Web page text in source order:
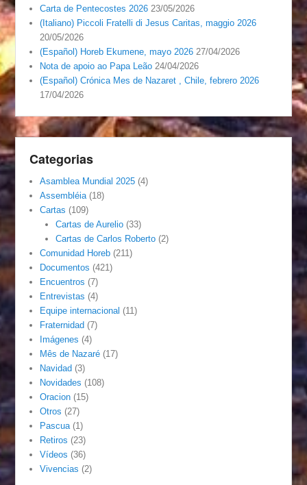
Carta de Pentecostes 2026 23/05/2026
(Italiano) Piccoli Fratelli di Jesus Caritas, maggio 2026
20/05/2026
(Español) Horeb Ekumene, mayo 2026 27/04/2026
Nota de apoio ao Papa Leão 24/04/2026
(Español) Crónica Mes de Nazaret , Chile, febrero 2026
17/04/2026
Categorias
Asamblea Mundial 2025 (4)
Assembléia (18)
Cartas (109)
Cartas de Aurelio(33)
Cartas de Carlos Roberto(2)
Comunidad Horeb (211)
Documentos (421)
Encuentros (7)
Entrevistas (4)
Equipe internacional (11)
Fraternidad (7)
Imágenes (4)
Mês de Nazaré (17)
Navidad (3)
Novidades (108)
Oracion (15)
Otros (27)
Pascua (1)
Retiros (23)
Vídeos (36)
Vivencias (2)